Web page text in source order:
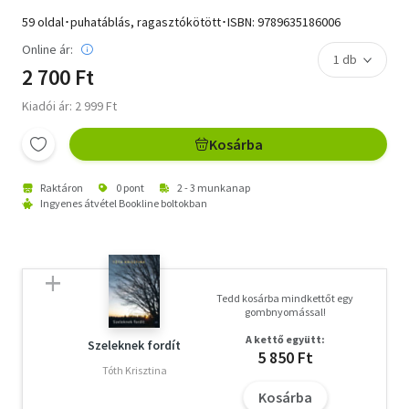
59 oldal･puhatáblás, ragasztókötött･ISBN: 9789635186006
Online ár:
2 700 Ft
Kiadói ár: 2 999 Ft
Kosárba
Raktáron 0 pont
2 - 3 munkanap
Ingyenes átvétel Bookline boltokban
Szeleknek fordít
Tóth Krisztina
Tedd kosárba mindkettőt egy
gombnyomással!
A kettő együtt:
5 850 Ft
Kosárba